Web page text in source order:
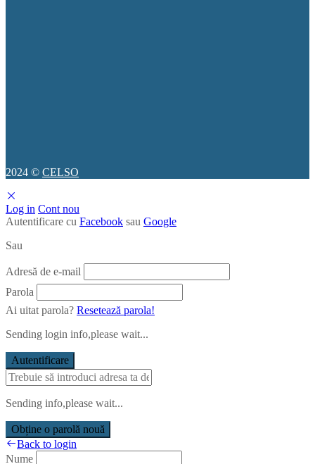
2024 © CELSO
Log in Cont nou
Autentificare cu Facebook sau Google
Sau
Adresă de e-mail
Parola
Ai uitat parola? Resetează parola!
Sending login info,please wait...
Autentificare
Sending info,please wait...
Obține o parolă nouă
Back to login
Nume